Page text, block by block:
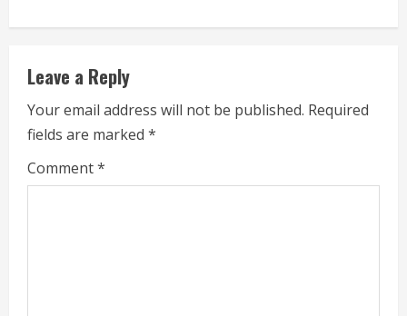
n
u
e
Leave a Reply
Your email address will not be published. Required
fields are marked *
Comment*